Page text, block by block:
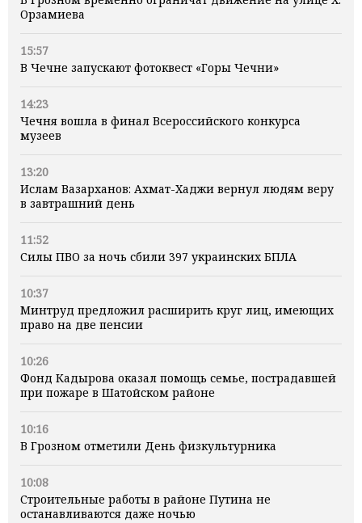
Орзамиева
15:57
В Чечне запускают фотоквест «Горы Чечни»
14:23
Чечня вошла в финал Всероссийского конкурса
музеев
13:20
Ислам Вазарханов: Ахмат-Хаджи вернул людям веру
в завтрашний день
11:52
Силы ПВО за ночь сбили 397 украинских БПЛА
10:37
Минтруд предложил расширить круг лиц, имеющих
право на две пенсии
10:26
Фонд Кадырова оказал помощь семье, пострадавшей
при пожаре в Шатойском районе
10:16
В Грозном отметили День физкультурника
10:08
Строительные работы в районе Путина не
останавливаются даже ночью